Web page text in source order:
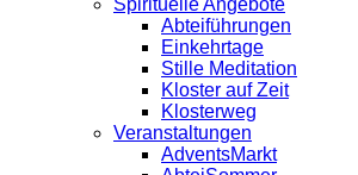
Abteiführungen
Einkehrtage
Stille Meditation
Kloster auf Zeit
Klosterweg
Veranstaltungen
AdventsMarkt